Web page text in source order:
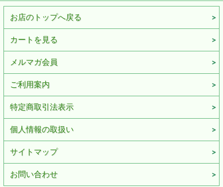
音質の実現。その艶やかなサウンド、また12 ディレイ・モ
ードによる音作りの深さと自由度、大型LCD や専用つまみ
による使い勝手の良さも、次世代ディレイ・ペダルと呼ぶに
相応しい仕上がり。ギタリストがディレイに求めるすべてを
究めたDD-500。あとは、あなたの創造力を解放するだけで
す。
DD-500 Version2 Software
を実現
DD-500 Version2 は、強力な新機能と、圧倒的な柔軟性を備
えて、さらに深化しました。2つのパッチを同時に使用でき
るA／BSimulモードには、ルーティング機能の拡張など多彩
なパラメーターが追加。エフェクトにも5つのディレイ・タ
イプが新規に加わり、既存エフェクトのパラメーターも拡充
されています。また、多くのユーザーからよせられたリクエ
ストでもあるMIDI制御機能の拡大、新しいモジュレーショ
ン・タイプの追加、外部エフェクトを接続するための
Feedback Loop機能、EQの配置を変更することなどが可能
になりました。
お店のトップへ戻る
カートを見る
メルマガ会員
ご利用案内
特定商取引法表示
個人情報の取扱い
サイトマップ
お問い合わせ